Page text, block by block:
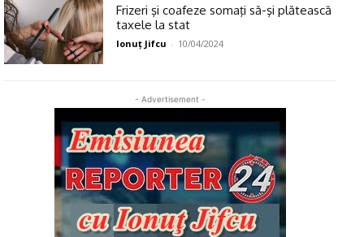
- Advertisement -
Frizeri şi coafeze somaţi să-şi plătească
taxele la stat
Ionuţ Jifcu - 10/04/2024